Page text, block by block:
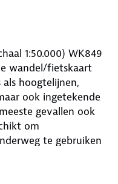
1:50.000) WK849
wandel/fietskaart
hoogtelijnen,
ook ingetekende
gevallen ook
om
te gebruiken
lange-